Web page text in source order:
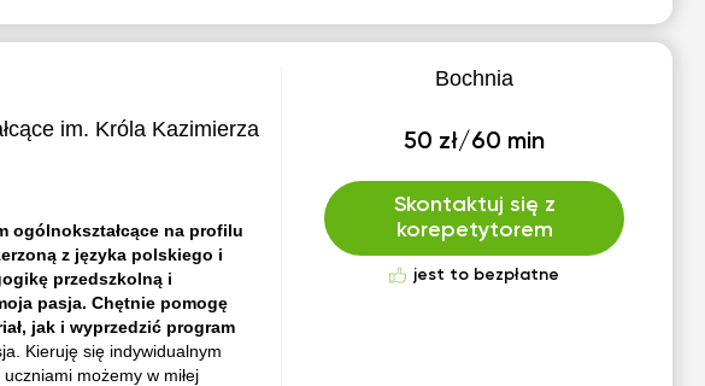
im. Króla Kazimierza
ogólnokształcące na profilu
z języka polskiego i
przedszkolną i
pasja. Chętnie pomogę
jak i wyprzedzić program
Kieruję się indywidualnym
możemy w miłej
Bochnia
50 zł/60 min
Skontaktuj się z
korepetytorem
jest to bezpłatne